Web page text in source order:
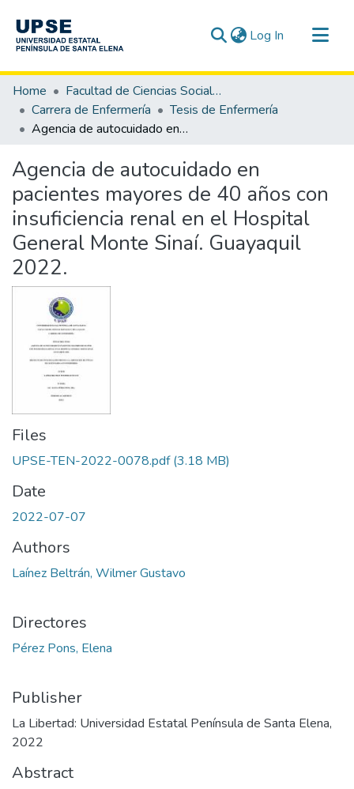
Log In (current)
Communities & Collections
All of DSpace
Statistics
Home
Facultad de Ciencias Sociales y de la Salud
Carrera de Enfermería
Tesis de Enfermería
Agencia de autocuidado en pacientes mayores de 40 años con insuficiencia renal en el Hospital General Monte Sinaí. Guayaquil 2022.
Agencia de autocuidado en
pacientes mayores de 40 años con
insuficiencia renal en el Hospital
General Monte Sinaí. Guayaquil
2022.
Files
UPSE-TEN-2022-0078.pdf(3.18 MB)
Date
2022-07-07
Authors
Laínez Beltrán, Wilmer Gustavo
Directores
Pérez Pons, Elena
Publisher
La Libertad: Universidad Estatal Península de Santa Elena,
2022
Abstract